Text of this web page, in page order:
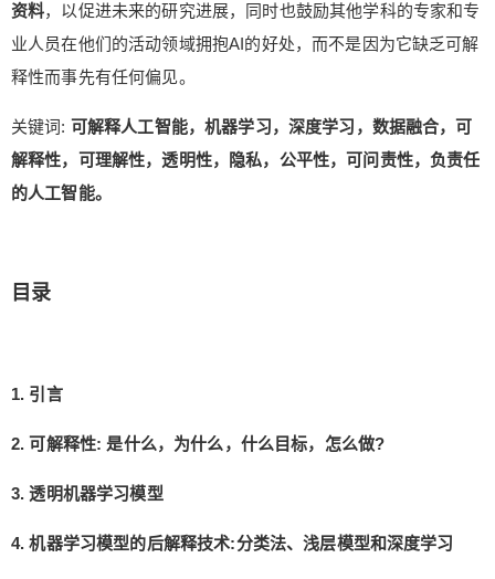
资料，以促进未来的研究进展，同时也鼓励其他学科的专家和专
业人员在他们的活动领域拥抱AI的好处，而不是因为它缺乏可解
释性而事先有任何偏见。
关键词: 可解释人工智能，机器学习，深度学习，数据融合，可
解释性，可理解性，透明性，隐私，公平性，可问责性，负责任
的人工智能。
目录
1. 引言
2. 可解释性: 是什么，为什么，什么目标，怎么做?
3. 透明机器学习模型
4. 机器学习模型的后解释技术:分类法、浅层模型和深度学习